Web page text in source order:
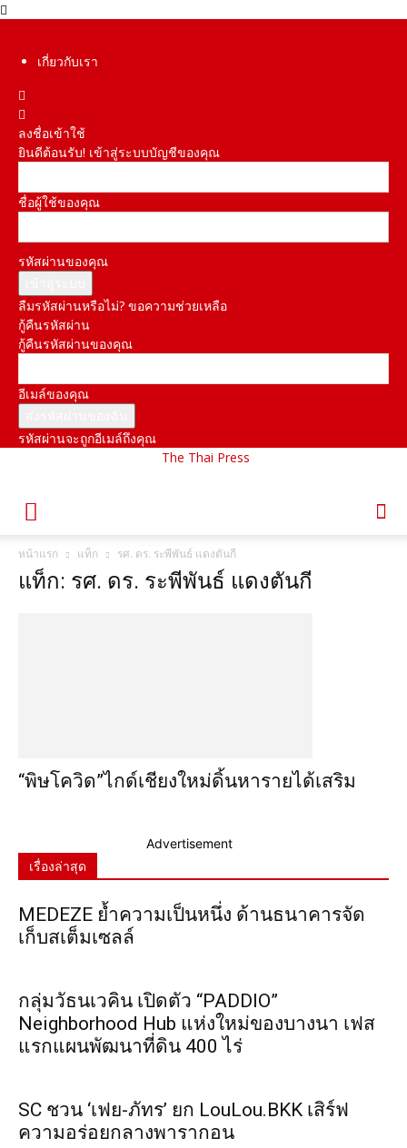
เกี่ยวกับเรา
ลงชื่อเข้าใช้
ยินดีต้อนรับ! เข้าสู่ระบบบัญชีของคุณ
ชื่อผู้ใช้ของคุณ
รหัสผ่านของคุณ
ลืมรหัสผ่านหรือไม่? ขอความช่วยเหลือ
กู้คืนรหัสผ่าน
กู้คืนรหัสผ่านของคุณ
อีเมล์ของคุณ
รหัสผ่านจะถูกอีเมล์ถึงคุณ
The Thai Press
หน้าแรก แท็ก รศ. ดร. ระพีพันธ์ แดงตันกี
แท็ก: รศ. ดร. ระพีพันธ์ แดงตันกี
“พิษโควิด”ไกด์เชียงใหม่ดิ้นหารายได้เสริม
Advertisement
เรื่องล่าสุด
MEDEZE ย้ำความเป็นหนึ่ง ด้านธนาคารจัด
เก็บสเต็มเซลล์
กลุ่มวัธนเวคิน เปิดตัว “PADDIO”
Neighborhood Hub แห่งใหม่ของบางนา เฟส
แรกแผนพัฒนาที่ดิน 400 ไร่
SC ชวน ‘เฟย-ภัทร’ ยก LouLou.BKK เสิร์ฟ
ความอร่อยกลางพารากอน